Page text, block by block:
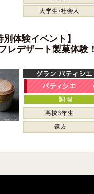
別体験イベント】
レデザート製菓体験！